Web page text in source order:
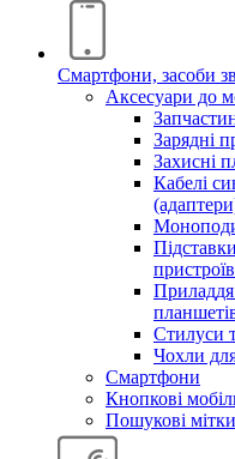
Смартфони, засоби
Аксесуари до
Зарядні
Захисні
Кабелі
пристроїв
Приладдя
Стилуси
Чохли
Смартфони
Кнопкові
Пошукові